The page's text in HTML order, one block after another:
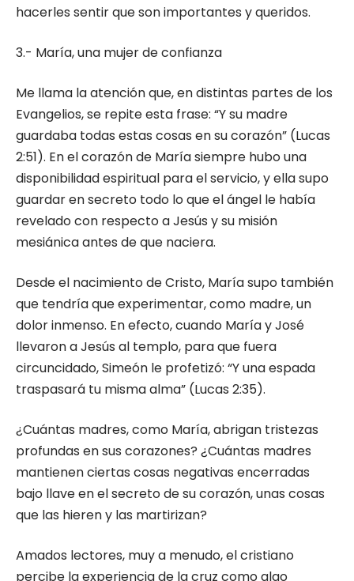
hacerles sentir que son importantes y queridos.
3.- María, una mujer de confianza
Me llama la atención que, en distintas partes de los
Evangelios, se repite esta frase: “Y su madre
guardaba todas estas cosas en su corazón” (Lucas
2:51). En el corazón de María siempre hubo una
disponibilidad espiritual para el servicio, y ella supo
guardar en secreto todo lo que el ángel le había
revelado con respecto a Jesús y su misión
mesiánica antes de que naciera.
Desde el nacimiento de Cristo, María supo también
que tendría que experimentar, como madre, un
dolor inmenso. En efecto, cuando María y José
llevaron a Jesús al templo, para que fuera
circuncidado, Simeón le profetizó: “Y una espada
traspasará tu misma alma” (Lucas 2:35).
¿Cuántas madres, como María, abrigan tristezas
profundas en sus corazones? ¿Cuántas madres
mantienen ciertas cosas negativas encerradas
bajo llave en el secreto de su corazón, unas cosas
que las hieren y las martirizan?
Amados lectores, muy a menudo, el cristiano
percibe la experiencia de la cruz como algo